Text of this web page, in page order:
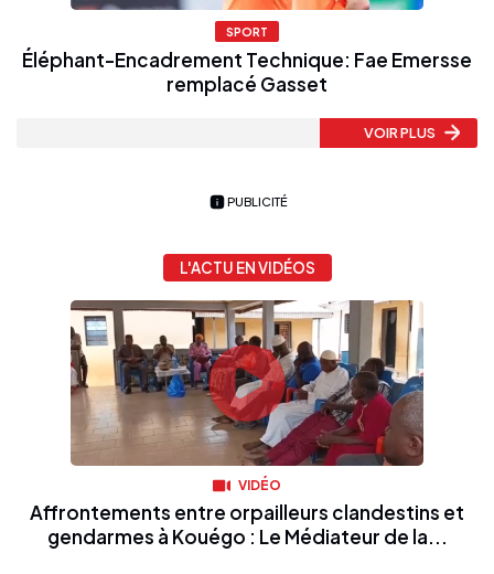
SPORT
Éléphant-Encadrement Technique: Fae Emersse
remplacé Gasset
VOIR PLUS
PUBLICITÉ
L'ACTU EN VIDÉOS
VIDÉO
Affrontements entre orpailleurs clandestins et
gendarmes à Kouégo : Le Médiateur de la...